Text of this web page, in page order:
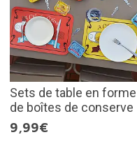
Sets de table en forme
de boîtes de conserve
9,99€